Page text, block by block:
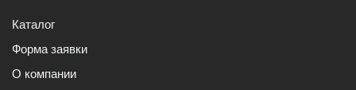
Каталог
Форма заявки
О компании